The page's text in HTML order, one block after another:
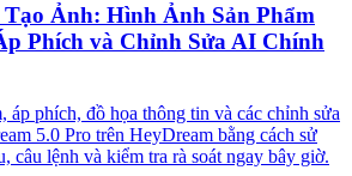
Tạo Ảnh: Hình Ảnh Sản Phẩm
Phích và Chỉnh Sửa AI Chính
áp phích, đồ họa thông tin và các chỉnh sửa
5.0 Pro trên HeyDream bằng cách sử
câu lệnh và kiểm tra rà soát ngay bây giờ.